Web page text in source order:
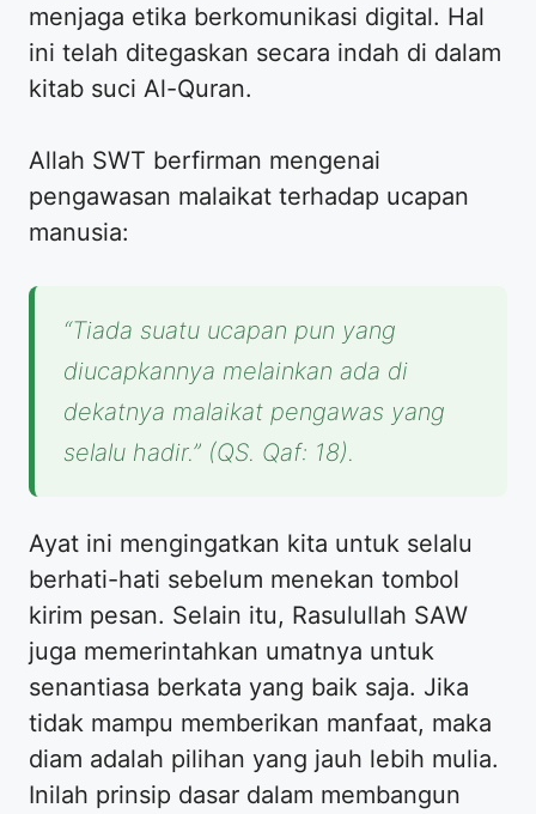
menjaga etika berkomunikasi digital. Hal
ini telah ditegaskan secara indah di dalam
kitab suci Al-Quran.
Allah SWT berfirman mengenai
pengawasan malaikat terhadap ucapan
manusia:
“Tiada suatu ucapan pun yang
diucapkannya melainkan ada di
dekatnya malaikat pengawas yang
selalu hadir.” (QS. Qaf: 18).
Ayat ini mengingatkan kita untuk selalu
berhati-hati sebelum menekan tombol
kirim pesan. Selain itu, Rasulullah SAW
juga memerintahkan umatnya untuk
senantiasa berkata yang baik saja. Jika
tidak mampu memberikan manfaat, maka
diam adalah pilihan yang jauh lebih mulia.
Inilah prinsip dasar dalam membangun